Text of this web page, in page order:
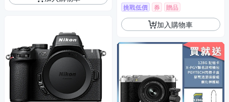
挑戰低價
券 贈品
加入購物車